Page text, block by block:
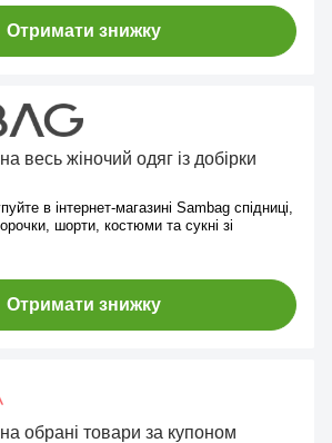
Отримати знижку
весь жіночий одяг із добірки
в інтернет-магазині Sambag спідниці,
шорти, костюми та сукні зі
Отримати знижку
обрані товари за купоном